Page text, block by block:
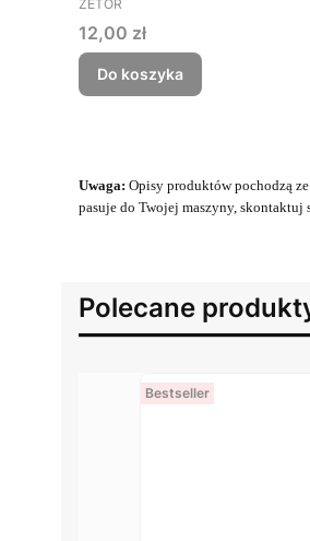
ZETOR
Cena
12,00 zł
Do koszyka
Uwaga: Opisy produktów pochodzą
pasuje do Twojej maszyny,
Polecane
Bestseller